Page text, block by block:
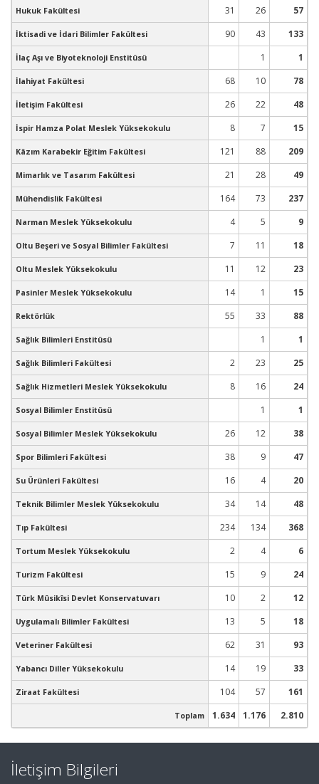
Hukuk Fakültesi 31 26 57
İktisadi ve İdari Bilimler Fakültesi 90 43 133
İlaç Aşı ve Biyoteknoloji Enstitüsü 1 1
İlahiyat Fakültesi 68 10 78
İletişim Fakültesi 26 22 48
İspir Hamza Polat Meslek Yüksekokulu 8 7 15
Kâzım Karabekir Eğitim Fakültesi 121 88 209
Mimarlık ve Tasarım Fakültesi 21 28 49
Mühendislik Fakültesi 164 73 237
Narman Meslek Yüksekokulu 4 5 9
Oltu Beşeri ve Sosyal Bilimler Fakültesi 7 11 18
Oltu Meslek Yüksekokulu 11 12 23
Pasinler Meslek Yüksekokulu 14 1 15
Rektörlük 55 33 88
Sağlık Bilimleri Enstitüsü 1 1
Sağlık Bilimleri Fakültesi 2 23 25
Sağlık Hizmetleri Meslek Yüksekokulu 8 16 24
Sosyal Bilimler Enstitüsü 1 1
Sosyal Bilimler Meslek Yüksekokulu 26 12 38
Spor Bilimleri Fakültesi 38 9 47
Su Ürünleri Fakültesi 16 4 20
Teknik Bilimler Meslek Yüksekokulu 34 14 48
Tıp Fakültesi 234 134 368
Tortum Meslek Yüksekokulu 2 4 6
Turizm Fakültesi 15 9 24
Türk Mûsikîsi Devlet Konservatuvarı 10 2 12
Uygulamalı Bilimler Fakültesi 13 5 18
Veteriner Fakültesi 62 31 93
Yabancı Diller Yüksekokulu 14 19 33
Ziraat Fakültesi 104 57 161
Toplam 1.634 1.176 2.810
İletişim Bilgileri